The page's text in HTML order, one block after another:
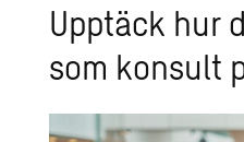
Upp­täck hur
som kon­sult